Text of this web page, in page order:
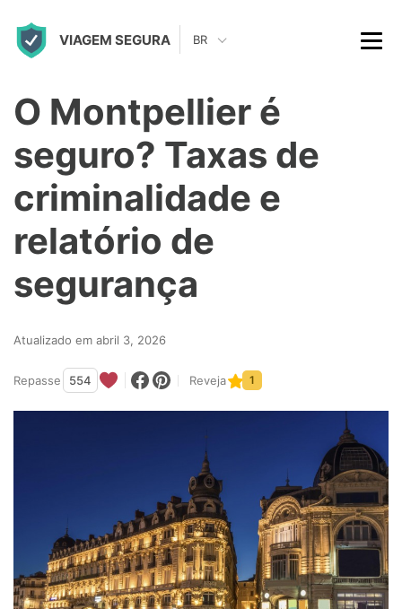
VIAGEM SEGURA BR
O Montpellier é
seguro? Taxas de
criminalidade e
relatório de
segurança
Atualizado em abril 3, 2026
Repasse 554 Reveja 1